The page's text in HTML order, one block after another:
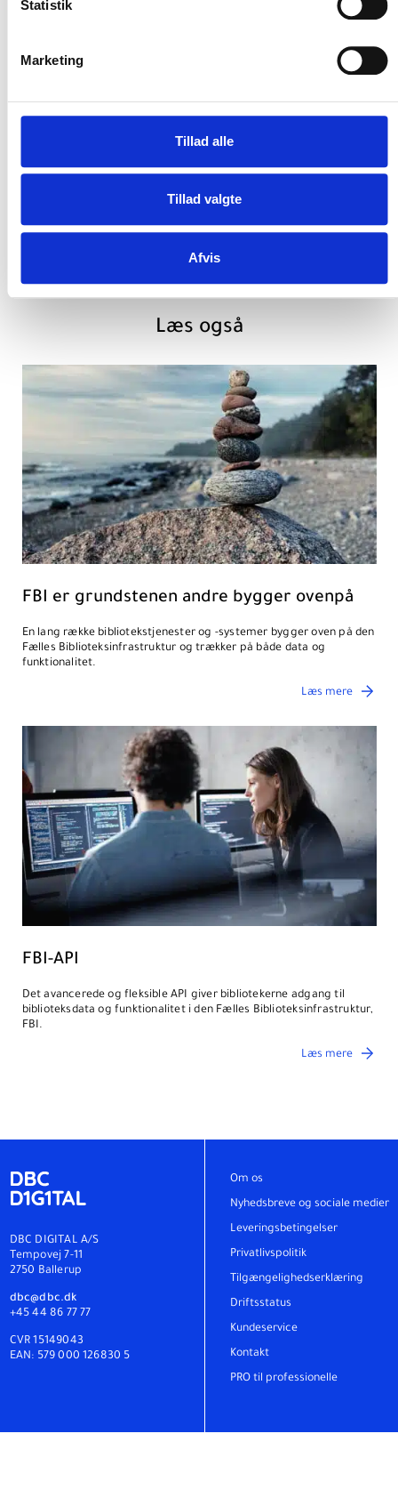
Statistik
Marketing
Tillad alle
Tillad valgte
Afvis
Hvad er styregruppen for Bibliotekernes Data og It?
Hvad er FBI-faggruppen?
Læs også
FBI er grundstenen andre bygger ovenpå
En lang række bibliotekstjenester og -systemer bygger oven på den
Fælles Biblioteksinfrastruktur og trækker på både data og
funktionalitet.
Læs mere
FBI-API
Det avancerede og fleksible API giver bibliotekerne adgang til
biblioteksdata og funktionalitet i den Fælles Biblioteksinfrastruktur,
FBI.
Læs mere
DBC DIGITAL A/S
Tempovej 7-11
2750 Ballerup
dbc@dbc.dk
+45 44 86 77 77
CVR 15149043
EAN: 579 000 126830 5
Om os
Nyhedsbreve og sociale medier
Leveringsbetingelser
Privatlivspolitik
Tilgængelighedserklæring
Driftsstatus
Kundeservice
Kontakt
PRO til professionelle